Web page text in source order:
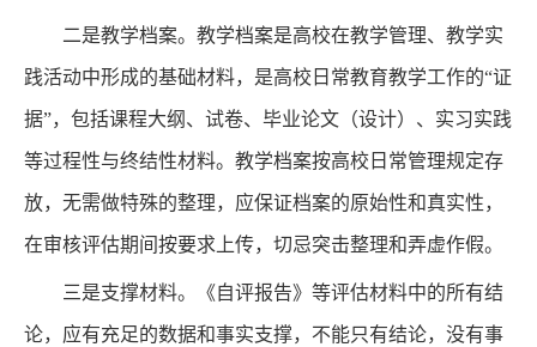
二是教学档案。教学档案是高校在教学管理、教学实
践活动中形成的基础材料，是高校日常教育教学工作的“证
据”，包括课程大纲、试卷、毕业论文（设计）、实习实践
等过程性与终结性材料。教学档案按高校日常管理规定存
放，无需做特殊的整理，应保证档案的原始性和真实性，
在审核评估期间按要求上传，切忌突击整理和弄虚作假。
三是支撑材料。《自评报告》等评估材料中的所有结
论，应有充足的数据和事实支撑，不能只有结论，没有事